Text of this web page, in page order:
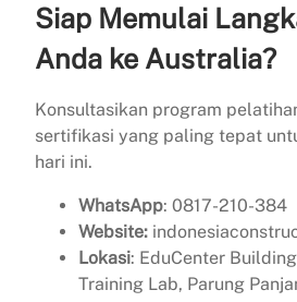
Siap Memulai
Anda ke Australia?
Konsultasikan program
sertifikasi yang paling tepat
hari ini.
WhatsApp: 0817-210-384
Website:
Lokasi: EduCenter
Training Lab, Parung